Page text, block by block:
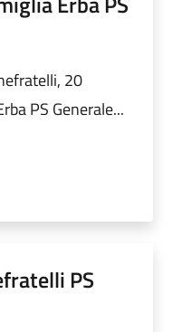
20
PS Generale...
PS